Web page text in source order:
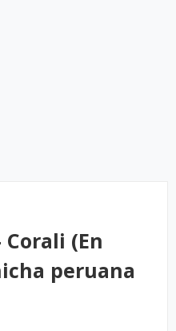
(En
peruana